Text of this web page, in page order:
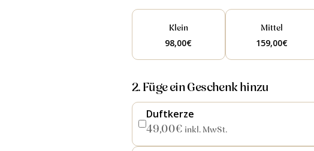
Klein
98,00€
Mittel
159,00€
2. Füge ein Geschenk hinzu
Duftkerze
49,00€ inkl. MwSt.